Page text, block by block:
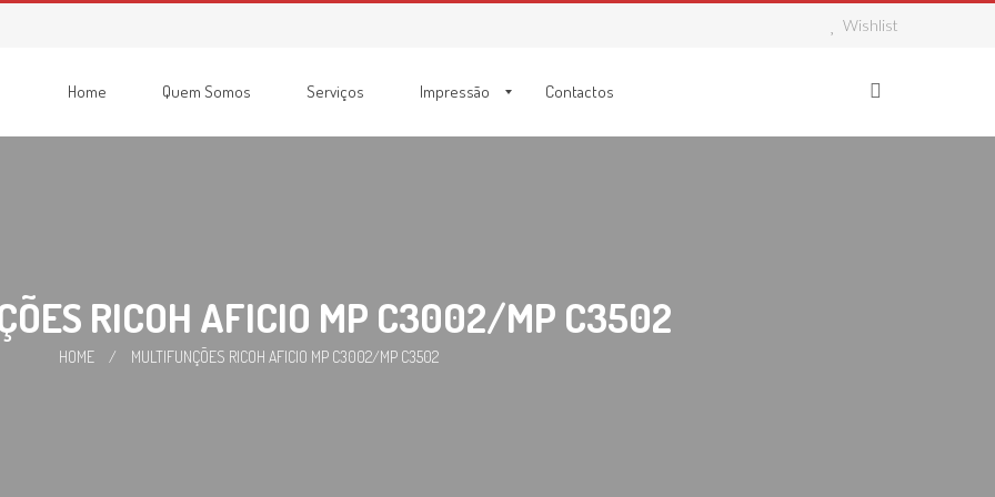
Wishlist
Home Quem Somos Serviços Impressão Contactos
RICOH AFICIO MP C3002/MP C3502
HOME / MULTIFUNÇÕES RICOH AFICIO MP C3002/MP C3502